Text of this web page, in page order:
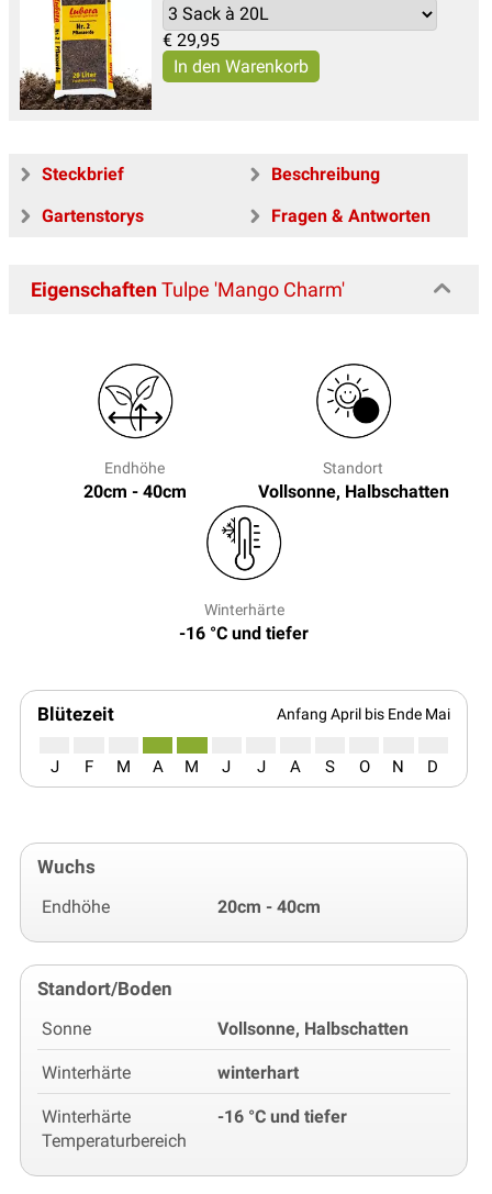
€ 29,95
Steckbrief
Beschreibung
Gartenstorys
Fragen & Antworten
EigenschaftenTulpe 'Mango Charm'
Endhöhe
20cm - 40cm
Standort
Vollsonne, Halbschatten
Winterhärte
-16 °C und tiefer
Blütezeit Anfang April bis Ende Mai
J F M A M J J A S O N D
Wuchs
Endhöhe 20cm - 40cm
Standort/Boden
Sonne Vollsonne, Halbschatten
Winterhärte winterhart
Winterhärte
Temperaturbereich
-16 °C und tiefer